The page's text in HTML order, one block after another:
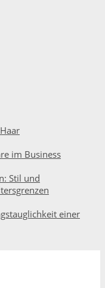
im Business
Stil und
einer